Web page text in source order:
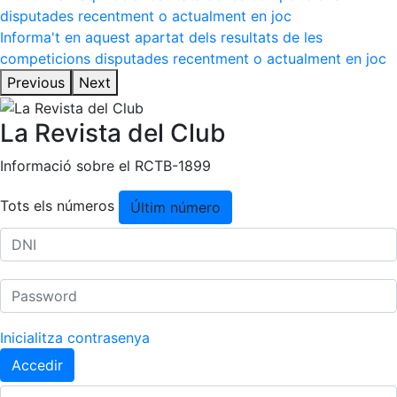
Escola de tennis
Next Gen
Palmarès equips
Llegendes
Jugadors professionals
Quadres de Joc
Fotos
Normativa
Pàdel
Informa't en aquest apartat dels resultats de les
competicions disputades recentment o actualment en joc
Previous
Next
La Revista del Club
Informació sobre el RCTB-1899
Tots els números Últim número
Inicialitza contrasenya
Accedir